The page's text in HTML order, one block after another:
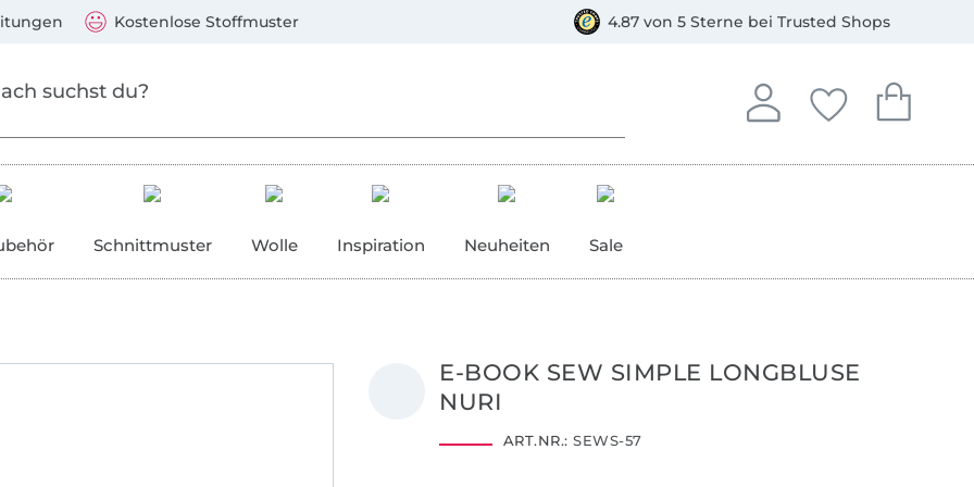
Kostenlose Stoffmuster 4.87 von 5 Sterne bei Trusted Shops
Anmelden
In deinem Konto
Deine
Du hast keine
Dein
Du hast
Schnittmuster Wolle Inspiration Neuheiten Sale
E-BOOK SEW SIMPLE LONGBLUSE
NURI
ART.NR.: SEWS-57
Mastercard, PayPal, Giropay, Kauf auf Rechnung, Vorkasse